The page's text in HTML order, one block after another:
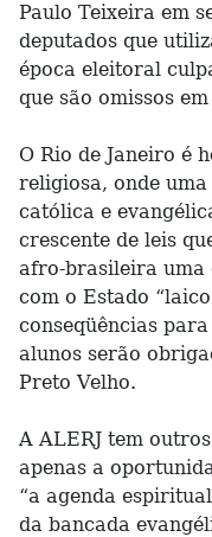
Paulo Teixeira em
deputados que
época eleitoral
que são omissos
O Rio de Janeiro é
religiosa, onde
católica e
crescente de leis
afro-brasileira uma
com o Estado
conseqüências
alunos serão
Preto Velho.
A ALERJ tem
apenas a
“a agenda
da bancada